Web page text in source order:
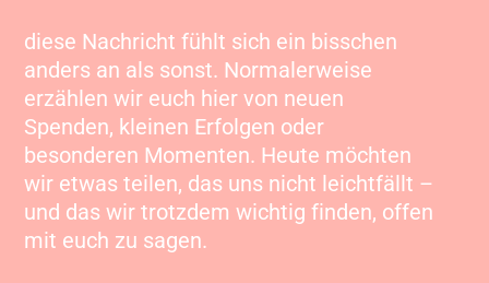
diese Nachricht fühlt sich ein bisschen
anders an als sonst. Normalerweise
erzählen wir euch hier von neuen
Spenden, kleinen Erfolgen oder
besonderen Momenten. Heute möchten
wir etwas teilen, das uns nicht leichtfällt –
und das wir trotzdem wichtig finden, offen
mit euch zu sagen.